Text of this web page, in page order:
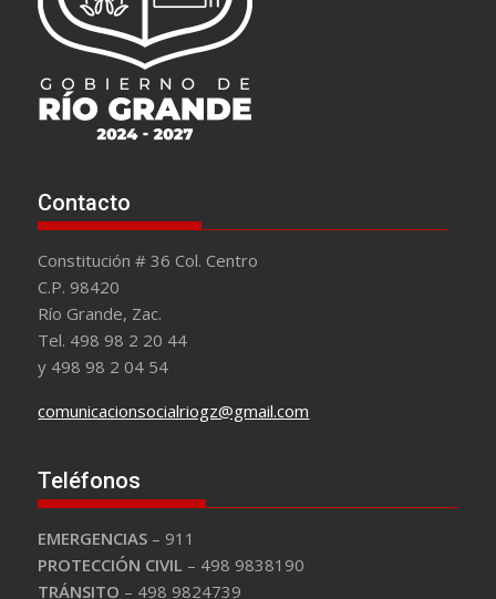
Contacto
Constitución # 36 Col. Centro
C.P. 98420
Río Grande, Zac.
Tel. 498 98 2 20 44
y 498 98 2 04 54
comunicacionsocialriogz@gmail.com
Teléfonos
EMERGENCIAS – 911
PROTECCIÓN CIVIL – 498 9838190
TRÁNSITO – 498 9824739